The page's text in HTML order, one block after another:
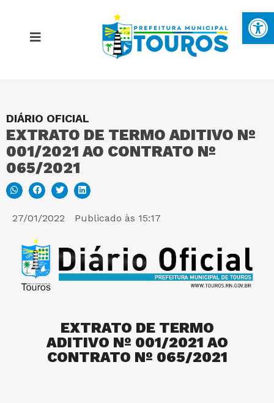
DIÁRIO OFICIAL
EXTRATO DE TERMO ADITIVO Nº
001/2021 AO CONTRATO Nº
065/2021
27/01/2022 Publicado às 15:17
EXTRATO DE TERMO
ADITIVO Nº 001/2021 AO
CONTRATO Nº 065/2021
MAPA DO SITE
PORTAL DA TRANSPARÊNCIA
E-SIC
PERGUNTAS FREQUENTES